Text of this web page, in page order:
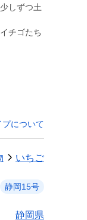
しずつ土
チゴたち
プについて
いちご
静岡15号
静岡県